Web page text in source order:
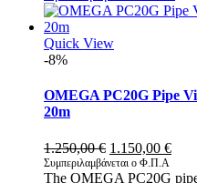
Quick View
-8%
OMEGA PC20G Pipe
20m
1.250,00€ Original
price
was:
1.150,00 €Η
τιμή
Συμπεριλαμβάνεται ο Φ.Π.Α
The OMEGA PC20G